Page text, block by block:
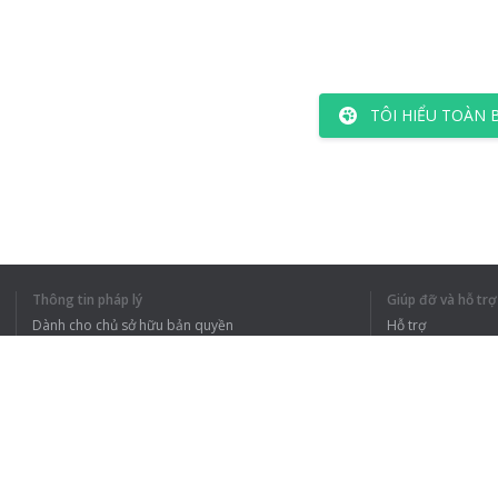
TÔI HIỂU TOÀN
Thông tin pháp lý
Dành cho chủ sở hữu bản quyền
Giúp đỡ và hỗ trợ
Hỗ trợ